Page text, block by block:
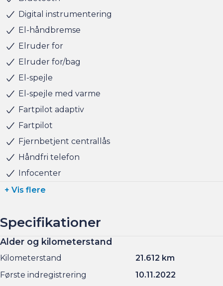
finansiering til markedets bedste priser og vilkår, og vi
tager naturligvis også gerne din nuværende bil i bytte,
Vi ses i Søborg
Digital instrumentering
El-håndbremse
Elruder for
Elruder for/bag
El-spejle
El-spejle med varme
Fartpilot adaptiv
Fartpilot
Fjernbetjent centrallås
Håndfri telefon
Infocenter
+ Vis flere
Specifikationer
Alder og kilometerstand
Kilometerstand
21.612 km
Første indregistrering
10.11.2022